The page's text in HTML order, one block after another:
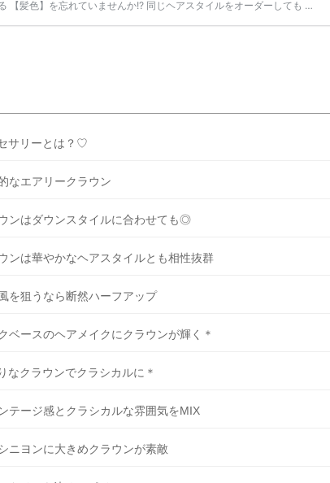
【髪色】を忘れていませんか!? 同じヘアスタイルをオーダーしても 髪
サリーとは？♡
なエアリークラウン
ンはダウンスタイルに合わせても◎
ンは華やかなヘアスタイルとも相性抜群
を狙うなら断然ハーフアップ
ベースのヘアメイクにクラウンが輝く＊
クラウンでクラシカルに＊
テージ感とクラシカルな雰囲気をMIX
ニヨンに大きめクラウンが素敵